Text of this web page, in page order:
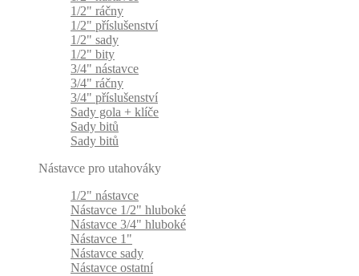
1/2" ráčny
1/2" příslušenství
1/2" sady
1/2" bity
3/4" nástavce
3/4" ráčny
3/4" příslušenství
Sady gola + klíče
Sady bitů
Sady bitů
Nástavce pro utahováky
1/2" nástavce
Nástavce 1/2" hluboké
Nástavce 3/4" hluboké
Nástavce 1"
Nástavce sady
Nástavce ostatní